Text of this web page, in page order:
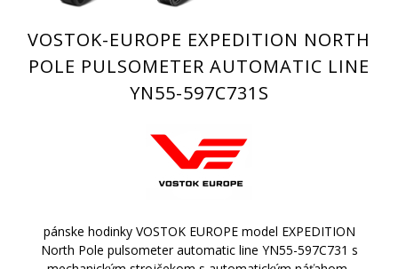
VOSTOK-EUROPE EXPEDITION NORTH
POLE PULSOMETER AUTOMATIC LINE
YN55-597C731S
pánske hodinky VOSTOK EUROPE model EXPEDITION
North Pole pulsometer automatic line YN55-597C731 s